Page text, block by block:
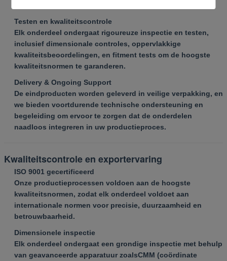
Testen en kwaliteitscontrole
Elk onderdeel ondergaat rigoureuze inspectie en testen,
inclusief dimensionale controles, oppervlakkige
kwaliteitsbeoordelingen, en fitment tests om de hoogste
kwaliteitsnormen te garanderen.
Delivery & Ongoing Support
De eindproducten worden geleverd in veilige verpakking, en
we bieden voortdurende technische ondersteuning en
begeleiding om ervoor te zorgen dat de onderdelen
naadloos integreren in uw productieproces.
Kwaliteitscontrole en exportervaring
ISO 9001 gecertificeerd
Onze productieprocessen voldoen aan de hoogste
kwaliteitsnormen, zodat elk onderdeel voldoet aan
internationale normen voor precisie, duurzaamheid en
betrouwbaarheid.
Dimensionele inspectie
Elk onderdeel ondergaat een grondige inspectie met behulp
van geavanceerde apparatuur zoalsCMM (coördinate